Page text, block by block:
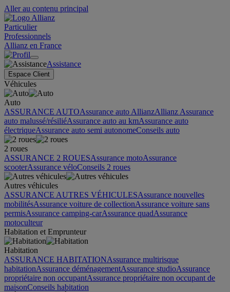
Aller au contenu principal
Particulier
Professionnels
Allianz en France
Assistance
Espace Client
Véhicules
Auto
ASSURANCE AUTOAssurance auto AllianzAllianz Assurance
auto malussé/résiliéAssurance auto au kmAssurance auto
électriqueAssurance auto semi autonomeConseils auto
2 roues
ASSURANCE 2 ROUESAssurance motoAssurance
scooterAssurance véloConseils 2 roues
Autres véhicules
ASSURANCE AUTRES VÉHICULESAssurance nouvelles
mobilitésAssurance voiture de collectionAssurance voiture sans
permisAssurance camping-carAssurance quadAssurance
motoculteur
Habitation et Emprunteur
Habitation
ASSURANCE HABITATIONAssurance multirisque
habitationAssurance déménagementAssurance studioAssurance
propriétaire non occupantAssurance propriétaire non occupant de
maisonConseils habitation